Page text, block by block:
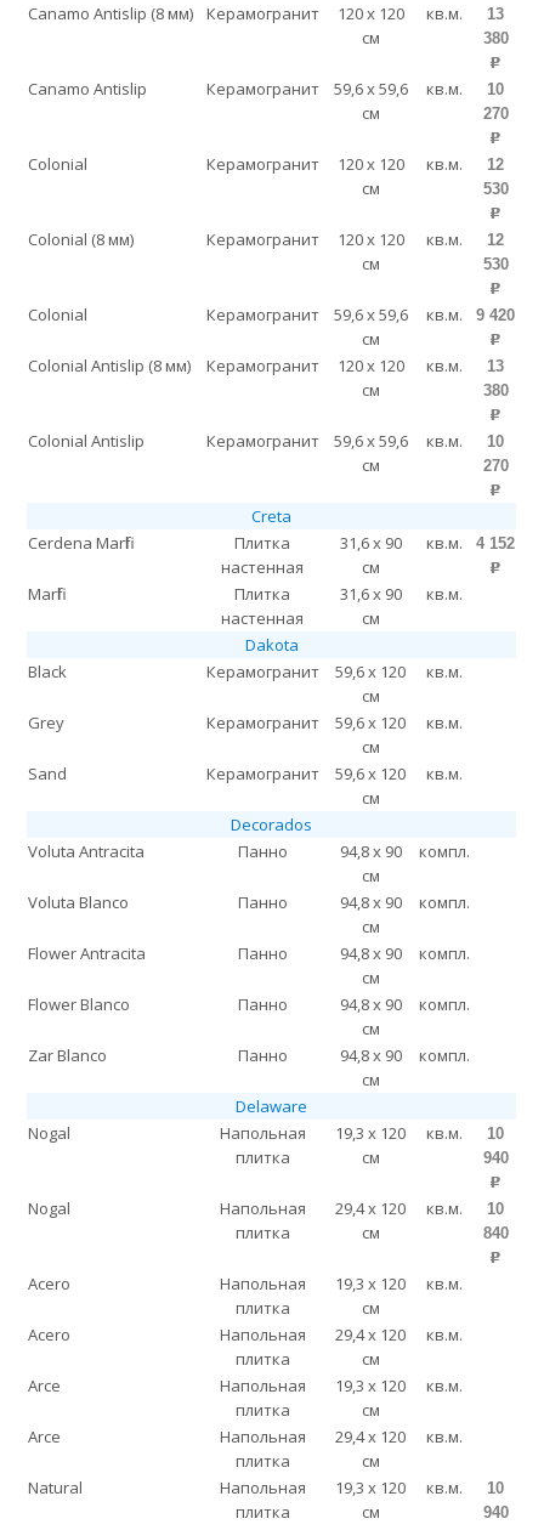
Canamo Antislip (8 мм) Керамогранит
120 x 120
см
кв.м.
13
380
p
Canamo Antislip Керамогранит
59,6 x 59,6
см
кв.м.
10
270
p
Colonial Керамогранит
120 x 120
см
кв.м.
12
530
p
Colonial (8 мм) Керамогранит
120 x 120
см
кв.м.
12
530
p
Colonial Керамогранит
59,6 x 59,6
см
кв.м. 9 420
p
Colonial Antislip (8 мм) Керамогранит
120 x 120
см
кв.м.
13
380
p
Colonial Antislip Керамогранит
59,6 x 59,6
см
кв.м.
10
270
p
Creta
Cerdena Marfil
Плитка
настенная
31,6 x 90
см
кв.м. 4 152
p
Marfil
Плитка
настенная
31,6 x 90
см
кв.м.
Dakota
Black
Керамогранит
59,6 x 120
см
кв.м.
Grey Керамогранит
59,6 x 120
см
кв.м.
Sand Керамогранит
59,6 x 120
см
кв.м.
Decorados
Voluta Antracita
Панно
94,8 x 90
см
компл.
Voluta Blanco Панно
94,8 x 90
см
компл.
Flower Antracita Панно
94,8 x 90
см
компл.
Flower Blanco Панно
94,8 x 90
см
компл.
Zar Blanco Панно
94,8 x 90
см
компл.
Delaware
Nogal
Напольная
плитка
19,3 x 120
см
кв.м.
10
940
p
Nogal
Напольная
плитка
29,4 x 120
см
кв.м.
10
840
p
Acero
Напольная
плитка
19,3 x 120
см
кв.м.
Acero
Напольная
плитка
29,4 x 120
см
кв.м.
Arce
Напольная
плитка
19,3 x 120
см
кв.м.
Arce
Напольная
плитка
29,4 x 120
см
кв.м.
Natural
Напольная
плитка
19,3 x 120
см
кв.м.
10
940